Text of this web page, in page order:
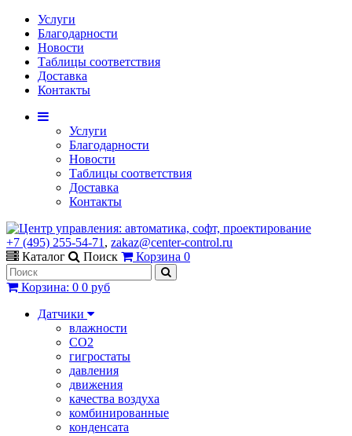
Услуги
Благодарности
Новости
Таблицы соответствия
Доставка
Контакты
Услуги
Благодарности
Новости
Таблицы соответствия
Доставка
Контакты
+7 (495) 255-54-71 , zakaz@center-control.ru
Каталог
Поиск Корзина 0
Корзина: 0 0 руб
Датчики
влажности
CO2
гигростаты
давления
движения
качества воздуха
комбинированные
конденсата